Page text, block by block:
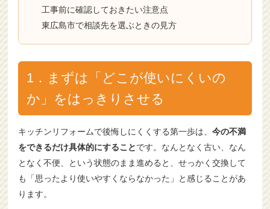
工事前に確認しておきたい注意点
東広島市で相談先を選ぶときの見方
1．まずは「どこが使いにくいの
か」をはっきりさせる
キッチンリフォームで後悔しにくくする第一歩は、今の不満
をできるだけ具体的にすることです。なんとなく古い、なん
となく不便、という状態のまま進めると、せっかく交換して
も「思ったより使いやすくならなかった」と感じることがあ
ります。